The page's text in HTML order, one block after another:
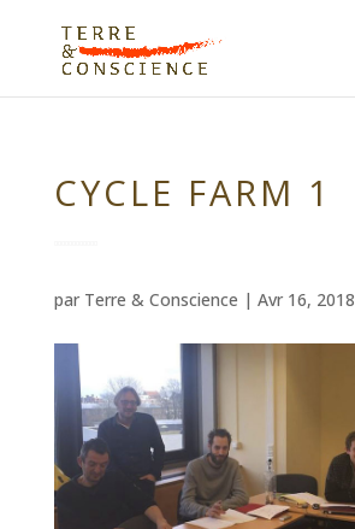
CYCLE FARM 1
par Terre & Conscience | Avr 16, 2018